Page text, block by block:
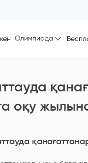
Олимпиада
оқу